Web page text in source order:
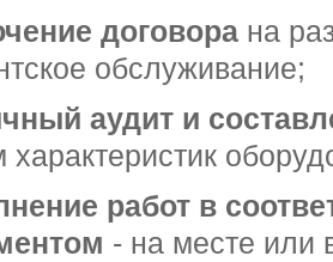
договорана
обслуживание;
аудит и
характеристик
работ в
- на месте или